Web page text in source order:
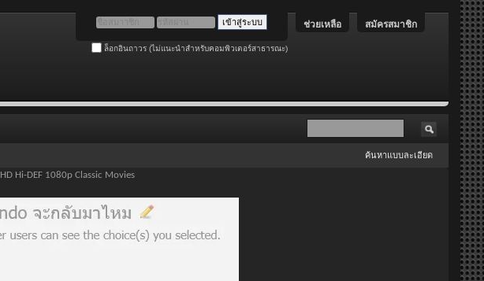
สมัครสมาชิก
ช่วยเหลือ
ล็อกอินถาวร (ไม่แนะนำสำหรับคอมพิวเตอร์สาธารณะ)
ค้นหาแบบละเอียด
HD Hi-DEF 1080p Classic Movies